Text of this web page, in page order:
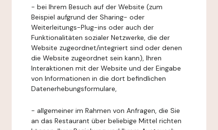
- bei Ihrem Besuch auf der Website (zum
Beispiel aufgrund der Sharing- oder
Weiterleitungs-Plug-ins oder auch der
Funktionalitäten sozialer Netzwerke, die der
Website zugeordnet/integriert sind oder denen
die Website zugeordnet sein kann), Ihren
Interaktionen mit der Website und der Eingabe
von Informationen in die dort befindlichen
Datenerhebungsformulare,
- allgemeiner im Rahmen von Anfragen, die Sie
an das Restaurant über beliebige Mittel richten